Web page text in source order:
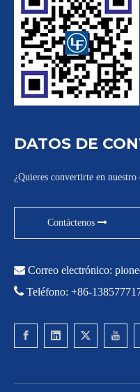
DATOS DE
¿Quieres convertirte en nuestro
Contáctenos
 Correo electrónico:
 Teléfono: +86-